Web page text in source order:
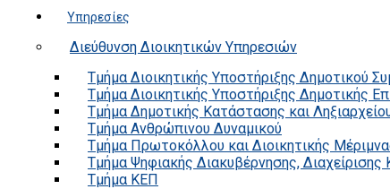
Υπηρεσίες
Διεύθυνση Διοικητικών Υπηρεσιών
Τμήμα Διοικητικής Υποστήριξης Δημοτικού
Τμήμα Διοικητικής Υποστήριξης Δημοτικής
Τμήμα Δημοτικής Κατάστασης και
Τμήμα Ανθρώπινου Δυναμικού
Τμήμα Πρωτοκόλλου και Διοικητικής
Τμήμα Ψηφιακής Διακυβέρνησης,
Τμήμα ΚΕΠ